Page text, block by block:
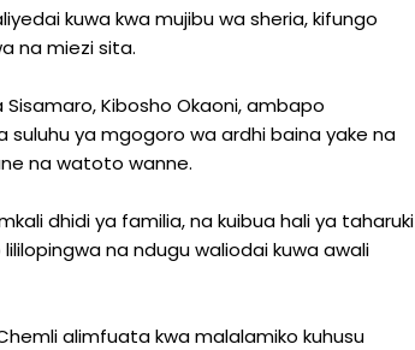
kuwa kwa mujibu wa sheria, kifungo
na miezi sita.
Kibosho Okaoni, ambapo
ya mgogoro wa ardhi baina yake na
na watoto wanne.
dhidi ya familia, na kuibua hali ya taharuki
na ndugu waliodai kuwa awali
alimfuata kwa malalamiko kuhusu